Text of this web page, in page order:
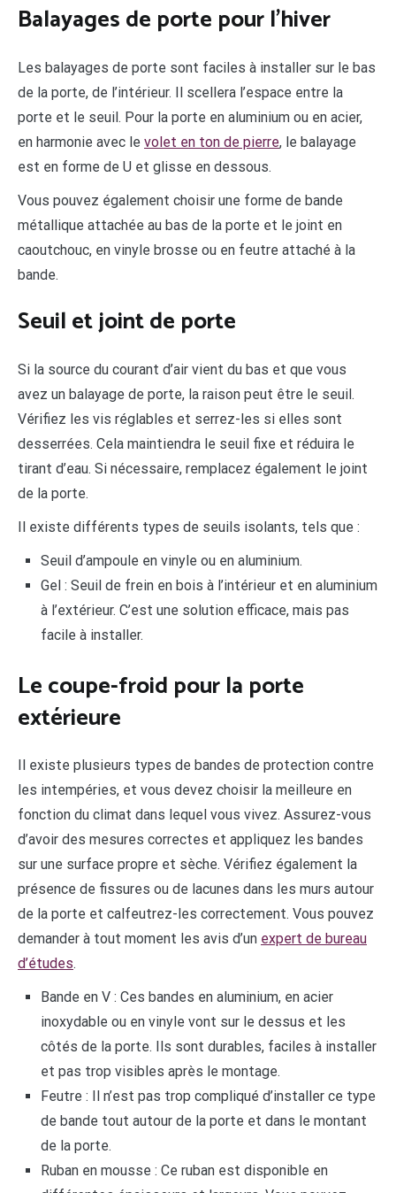
Balayages de porte pour l’hiver
Les balayages de porte sont faciles à installer sur le bas
de la porte, de l’intérieur. Il scellera l’espace entre la
porte et le seuil. Pour la porte en aluminium ou en acier,
en harmonie avec le volet en ton de pierre, le balayage
est en forme de U et glisse en dessous.
Vous pouvez également choisir une forme de bande
métallique attachée au bas de la porte et le joint en
caoutchouc, en vinyle brosse ou en feutre attaché à la
bande.
Seuil et joint de porte
Si la source du courant d’air vient du bas et que vous
avez un balayage de porte, la raison peut être le seuil.
Vérifiez les vis réglables et serrez-les si elles sont
desserrées. Cela maintiendra le seuil fixe et réduira le
tirant d’eau. Si nécessaire, remplacez également le joint
de la porte.
Il existe différents types de seuils isolants, tels que :
Seuil d’ampoule en vinyle ou en aluminium.
Gel : Seuil de frein en bois à l’intérieur et en aluminium
à l’extérieur. C’est une solution efficace, mais pas
facile à installer.
Le coupe-froid pour la porte
extérieure
Il existe plusieurs types de bandes de protection contre
les intempéries, et vous devez choisir la meilleure en
fonction du climat dans lequel vous vivez. Assurez-vous
d’avoir des mesures correctes et appliquez les bandes
sur une surface propre et sèche. Vérifiez également la
présence de fissures ou de lacunes dans les murs autour
de la porte et calfeutrez-les correctement. Vous pouvez
demander à tout moment les avis d’un expert de bureau
d’études.
Bande en V : Ces bandes en aluminium, en acier
inoxydable ou en vinyle vont sur le dessus et les
côtés de la porte. Ils sont durables, faciles à installer
et pas trop visibles après le montage.
Feutre : Il n’est pas trop compliqué d’installer ce type
de bande tout autour de la porte et dans le montant
de la porte.
Ruban en mousse : Ce ruban est disponible en